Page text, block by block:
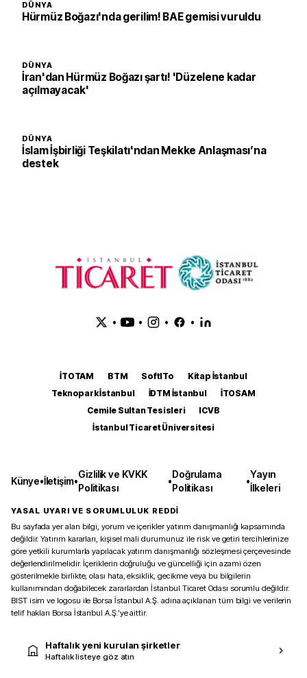
DÜNYA
Hürmüz Boğazı'nda gerilim! BAE gemisi vuruldu
DÜNYA
İran'dan Hürmüz Boğazı şartı! 'Düzelene kadar
açılmayacak'
DÜNYA
İslam İşbirliği Teşkilatı'ndan Mekke Anlaşması’na
destek
• • • •
İTOTAM BTM SoftITo
Kitap İstanbul
Teknopark İstanbul
İDTM İstanbul
İTOSAM
Cemile Sultan Tesisleri
ICVB
İstanbul Ticaret Üniversitesi
Künye•İletişim•
Gizlilik ve KVKK
Politikası
•
Doğrulama
Politikası
•
Yayın
İlkeleri
YASAL UYARI VE SORUMLULUK REDDİ
Bu sayfada yer alan bilgi, yorum ve içerikler yatırım danışmanlığı kapsamında
değildir. Yatırım kararları, kişisel mali durumunuz ile risk ve getiri tercihlerinize
göre yetkili kurumlarla yapılacak yatırım danışmanlığı sözleşmesi çerçevesinde
değerlendirilmelidir. İçeriklerin doğruluğu ve güncelliği için azami özen
gösterilmekle birlikte, olası hata, eksiklik, gecikme veya bu bilgilerin
kullanımından doğabilecek zararlardan İstanbul Ticaret Odası sorumlu değildir.
BIST isim ve logosu ile Borsa İstanbul A.Ş. adına açıklanan tüm bilgi ve verilerin
telif hakları Borsa İstanbul A.Ş.’ye aittir.
Haftalık yeni kurulan şirketler
Haftalık listeye göz atın